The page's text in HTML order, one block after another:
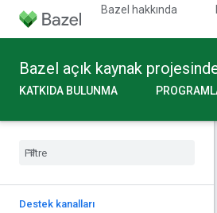
Bazel hakkında
Bazel açık kaynak
KATKIDA BULUNMA
Destek kanalları